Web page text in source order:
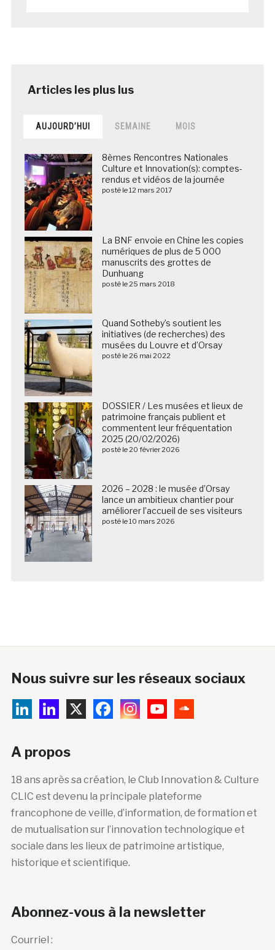
AUJOURD’HUI SEMAINE MOIS
8èmes Rencontres Nationales
Culture et Innovation(s): comptes-
rendus et vidéos de la journée
posté le 12 mars 2017
La BNF envoie en Chine les copies
numériques de plus de 5 000
manuscrits des grottes de
Dunhuang
posté le 25 mars 2018
Quand Sotheby’s soutient les
initiatives (de recherches) des
musées du Louvre et d’Orsay
posté le 26 mai 2022
DOSSIER / Les musées et lieux de
patrimoine français publient et
commentent leur fréquentation
2025 (20/02/2026)
posté le 20 février 2026
2026 – 2028 : le musée d’Orsay
lance un ambitieux chantier pour
améliorer l’accueil de ses visiteurs
posté le 10 mars 2026
Nous suivre sur les réseaux sociaux
A propos
18 ans après sa création, le Club Innovation & Culture
CLIC est devenu la principale plateforme
francophone de veille, d’information, de formation et
de mutualisation sur l’innovation technologique et
sociale dans les lieux de patrimoine artistique,
historique et scientifique.
Abonnez-vous à la newsletter
Courriel :